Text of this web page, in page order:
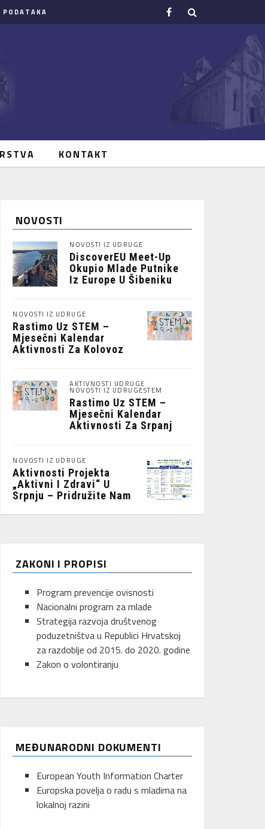
KONTAKT
NOVOSTI
NOVOSTI IZ UDRUGE
DiscoverEU Meet-Up
Okupio Mlade Putnike
Iz Europe U Šibeniku
NOVOSTI IZ UDRUGE
Rastimo Uz STEM –
Mjesečni Kalendar
Aktivnosti Za Kolovoz
AKTIVNOSTI UDRUGE
NOVOSTI IZ UDRUGESTEM
Rastimo Uz STEM –
Mjesečni Kalendar
Aktivnosti Za Srpanj
NOVOSTI IZ UDRUGE
Aktivnosti Projekta
„Aktivni I Zdravi“ U
Srpnju – Pridružite Nam
ZAKONI I PROPISI
Program prevencije ovisnosti
Nacionalni program za mlade
Strategija razvoja društvenog
poduzetništva u Republici Hrvatskoj
za razdoblje od 2015. do 2020. godine
Zakon o volontiranju
MEĐUNARODNI DOKUMENTI
European Youth Information Charter
Europska povelja o radu s mladima na
lokalnoj razini